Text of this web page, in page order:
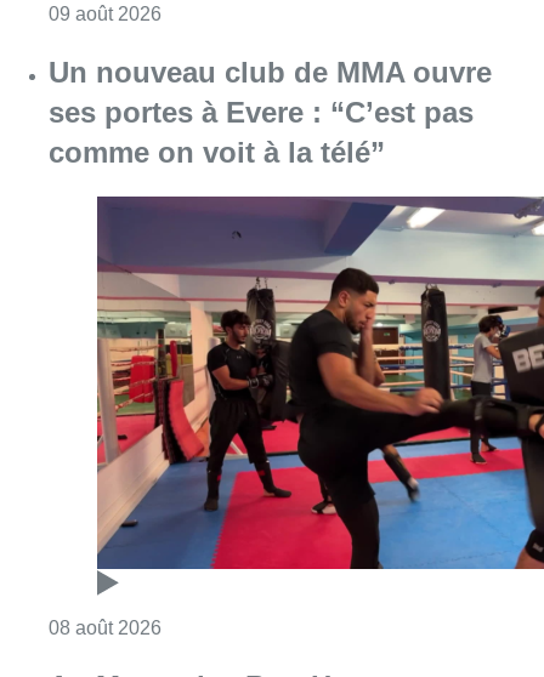
09 août 2026
Un nouveau club de MMA ouvre
ses portes à Evere : “C’est pas
comme on voit à la télé”
08 août 2026